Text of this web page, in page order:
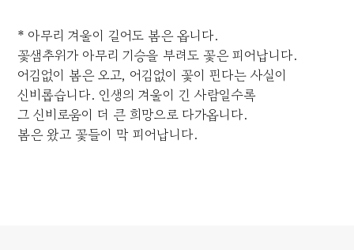
* 아무리 겨울이 길어도 봄은 옵니다.
꽃샘추위가 아무리 기승을 부려도 꽃은 피어납니다.
어김없이 봄은 오고, 어김없이 꽃이 핀다는 사실이
신비롭습니다. 인생의 겨울이 긴 사람일수록
그 신비로움이 더 큰 희망으로 다가옵니다.
봄은 왔고 꽃들이 막 피어납니다.